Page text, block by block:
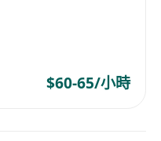
$60-65/小時